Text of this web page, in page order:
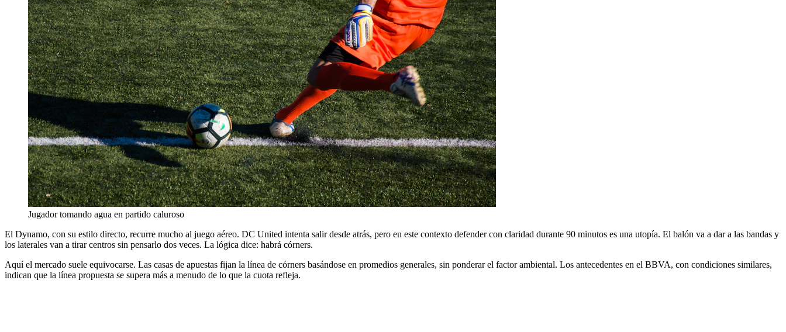
Jugador tomando agua en partido caluroso
El Dynamo, con su estilo directo, recurre mucho al juego aéreo. DC United intenta salir desde atrás, pero en este contexto defender con claridad durante 90 minutos es una utopía. El balón va a dar a las bandas y
los laterales van a tirar centros sin pensarlo dos veces. La lógica dice: habrá córners.
Aquí el mercado suele equivocarse. Las casas de apuestas fijan la línea de córners basándose en promedios generales, sin ponderar el factor ambiental. Los antecedentes en el BBVA, con condiciones similares,
indican que la línea propuesta se supera más a menudo de lo que la cuota refleja.